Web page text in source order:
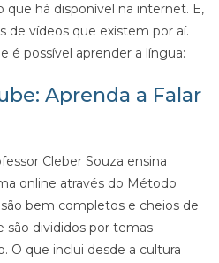
que há disponível na internet. E,
de vídeos que existem por aí.
é possível aprender a língua:
Aprenda a Falar
Cleber Souza ensina
online através do Método
bem completos e cheios de
divididos por temas
O que inclui desde a cultura